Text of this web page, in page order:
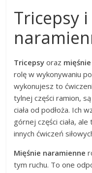
Tricepsy
Tricepsy oraz
rolę w wykonywaniu
wykonujesz to
tylnej części ramion,
ciała od podłoża. Ich
górnej części ciała,
innych ćwiczeń
Mięśnie naramienne
tym ruchu. To one